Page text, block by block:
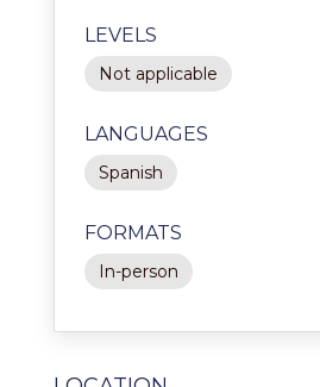
LEVELS
Not applicable
LANGUAGES
Spanish
FORMATS
In-person